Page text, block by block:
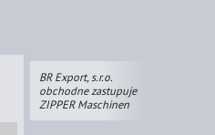
BR Export, s.r.o.
obchodne zastupuje
ZIPPER Maschinen